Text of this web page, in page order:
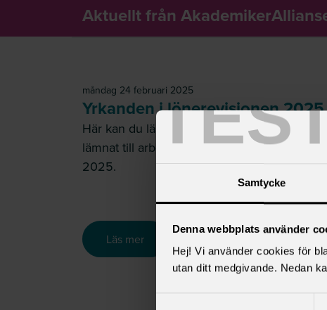
Samtycke
Denna webbplats använder
Hej! Vi använder cookies för
utan ditt medgivande. Nedan
Aktuellt från
måndag 24 februari 2025
Yrkanden i lönerevisionen 2025
Här kan du läsa de yrkanden som vi har
lämnat till arbetsgivaren, till lönerevisionen
2025.
Läs merYrkanden i lönerevisionen 2025